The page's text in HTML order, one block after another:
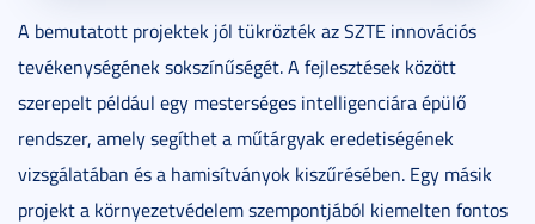
A bemutatott projektek jól tükrözték az SZTE innovációs
tevékenységének sokszínűségét. A fejlesztések között
szerepelt például egy mesterséges intelligenciára épülő
rendszer, amely segíthet a műtárgyak eredetiségének
vizsgálatában és a hamisítványok kiszűrésében. Egy másik
projekt a környezetvédelem szempontjából kiemelten fontos